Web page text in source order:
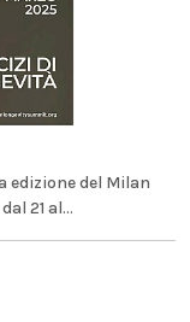
edizione del Milan
21 al...